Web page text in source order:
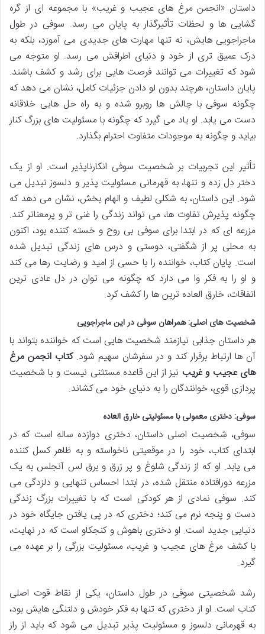
داستان «انجمن مرغ های عجیب و غریب» با مجموعه ای از گره
گشایی ها و لحظات تأثیرگذار به پایان می رسد. سوفی در طول
ماجراجویی هایش، نه تنها مهارت های جدیدی می آموزد، بلکه به
درک عمیق تری از خود و دنیای اطرافش می رسد. او متوجه می
شود که تغییرات می توانند فرصت هایی برای رشد و کشف باشند.
پایان داستان، هرچند بدون لو دادن جزئیات کامل، نشان می دهد که
چگونه سوفی با چالش ها روبرو شده و به راه حل هایی خلاقانه
دست می یابد. او یاد می گیرد که چگونه با مسئولیت های بزرگ کنار
بیاید و چگونه به موجودات متفاوت احترام بگذارد.
تأثیر این تجربیات بر شخصیت سوفی انکارناپذیر است. او از یک
دختر دل زده و تنها، به قهرمانی مسئولیت پذیر و دلسوز تبدیل می
شود. این داستان، به شکلی لطیف و الهام بخش، نشان می دهد که
چگونه پذیرش تفاوت ها، می تواند زندگی را غنی تر و پرمعناتر کند.
مزرعه ای که در ابتدا برای سوفی بی روح و خسته کننده بود، اکنون
به محلی پر از شگفتی، دوستی و درس های زندگی تبدیل شده
است. پایان کتاب، خواننده را با حسی از امید و رضایت رها می کند
و او را به فکر وا می دارد که چگونه می توان در دل عادی ترین
اتفاقات، خارق العاده ترین ها را کشف کرد.
شخصیت های اصلی: همراهان سوفی در این ماجراجویی
هر داستان جذابی نیازمند شخصیت هایی است که خواننده بتواند با
آن ها ارتباط برقرار کند و در سفرشان سهیم شود.کتاب انجمن مرغ
های عجیب و غریب نیز از این قاعده مستثنی نیست و با شخصیت
پردازی قوی، خوانندگان را به دنیای خود می کشاند.
سوفی: دختری معمولی با مسئولیتی خارق العاده
سوفی، شخصیت اصلی داستان، دختری دوازده ساله است که در
ابتدای کتاب، خود را در موقعیتی ناخواسته و به ظاهر کسل کننده
می یابد. او که از زندگی شلوغ و پر زرق و برق لس آنجلس به یک
مزرعه دورافتاده منتقل شده، در ابتدا احساس تنهایی و دلزدگی می
کند. سوفی نمادی از هر کودکی است که با تغییرات بزرگ زندگی
دست و پنجه نرم می کند؛ دختری که در پی یافتن جایگاه خود در
دنیایی جدید است. او دختری باهوش و کنجکاو است که در نهایت،
با کشف مرغ های عجیب و غریب، مسئولیت بزرگی را بر عهده می
گیرد.
رشد شخصیتی سوفی در طول داستان، یکی از نقاط قوت اصلی
کتاب است. او از دختری که تنها به فکر خودش و دلتنگی هایش بود،
به قهرمانی دلسوز و مسئولیت پذیر تبدیل می شود که باید از راز